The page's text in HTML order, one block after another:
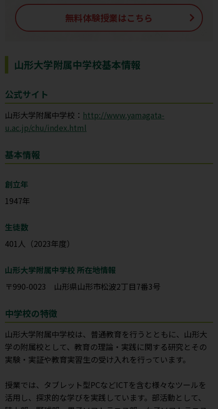
無料体験授業はこちら
山形大学附属中学校基本情報
公式サイト
山形大学附属中学校： http://www.yamagata-
u.ac.jp/chu/index.html
基本情報
創立年
1947年
生徒数
401人（2023年度）
山形大学附属中学校 所在地情報
〒990-0023 山形県山形市松波2丁目7番3号
中学校の特徴
山形大学附属中学校は、普通教育を行うとともに、山形大
学の附属校として、教育の理論・実践に関する研究とその
実験・実証や教育実習生の受け入れを行っています。
授業では、タブレット型PCなどICTを含む様々なツールを
活用し、探求的な学びを実践しています。部活動として、